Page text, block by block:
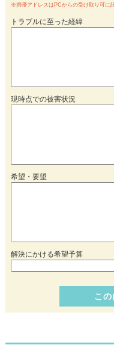
※携帯アドレスはPCからの受け取り可に
トラブルに至った経緯
現時点での被害状況
希望・要望
解決にかける希望予算